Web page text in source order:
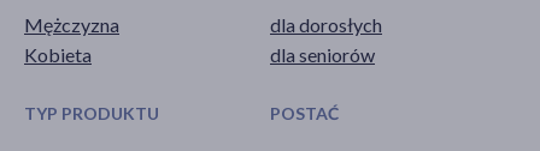
Mężczyzna
Kobieta
dla dorosłych
dla seniorów
TYP PRODUKTU POSTAĆ